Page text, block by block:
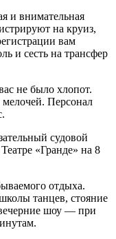
и внимательная
на круиз,
вам
и сесть на трансфер
не было хлопот.
Персонал
судовой
«Гранде» на 8
отдыха.
танцев, стояние
шоу — при